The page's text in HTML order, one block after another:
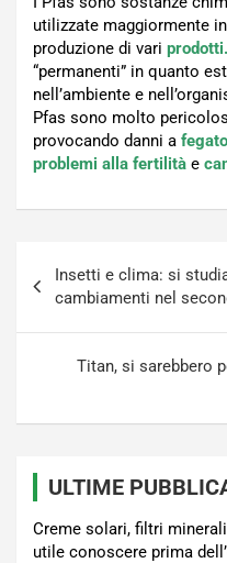
utilizzate maggiormente in
produzione di vari prodotti.
“permanenti” in quanto
nell’ambiente e
Pfas sono molto
provocando danni a fegato
problemi alla fertilità e
articoli
Insetti e clima: si
cambiamenti nel
Titan, si sarebbero
ULTIME
Creme solari, filtri
utile conoscere prima